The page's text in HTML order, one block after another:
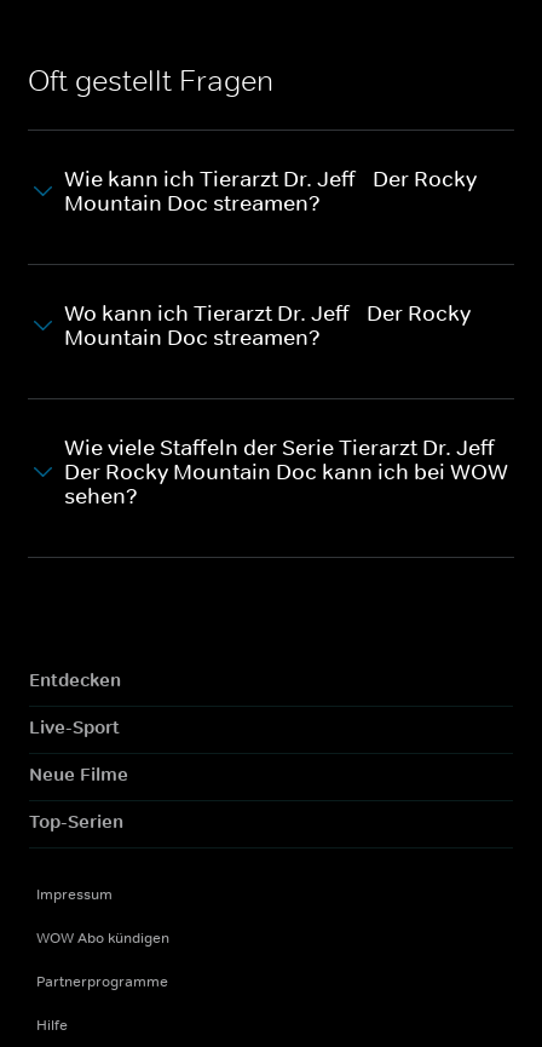
Oft gestellt Fragen
Wie kann ich Tierarzt Dr. Jeff - Der Rocky
Mountain Doc streamen?
Wo kann ich Tierarzt Dr. Jeff - Der Rocky
Mountain Doc streamen?
Wie viele Staffeln der Serie Tierarzt Dr. Jeff -
Der Rocky Mountain Doc kann ich bei WOW
sehen?
Entdecken
Live-Sport
Neue Filme
Top-Serien
Impressum
WOW Abo kündigen
Partnerprogramme
Hilfe